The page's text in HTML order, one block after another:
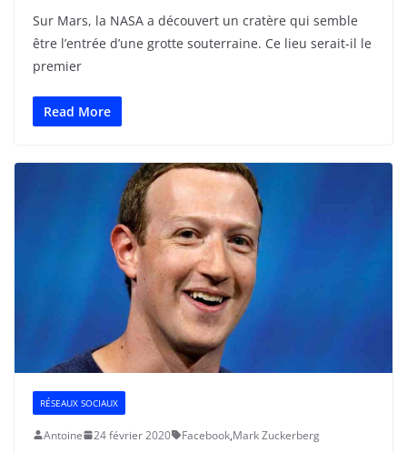
Sur Mars, la NASA a découvert un cratère qui semble
être l’entrée d’une grotte souterraine. Ce lieu serait-il le
premier
Read More
RÉSEAUX SOCIAUX
Antoine 24 février 2020 Facebook,Mark Zuckerberg